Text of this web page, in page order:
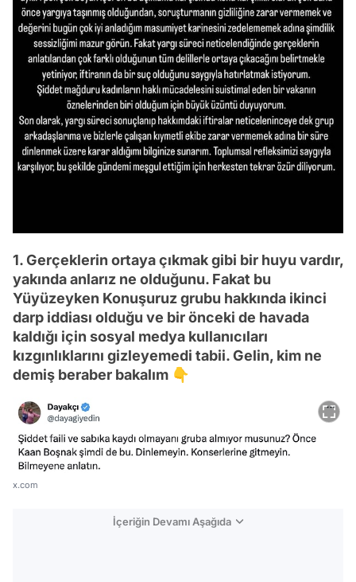
1. Gerçeklerin ortaya çıkmak gibi bir huyu vardır,
yakında anlarız ne olduğunu. Fakat bu
Yüyüzeyken Konuşuruz grubu hakkında ikinci
darp iddiası olduğu ve bir önceki de havada
kaldığı için sosyal medya kullanıcıları
kızgınlıklarını gizleyemedi tabii. Gelin, kim ne
demiş beraber bakalım 👇
x.com
İçeriğin Devamı Aşağıda